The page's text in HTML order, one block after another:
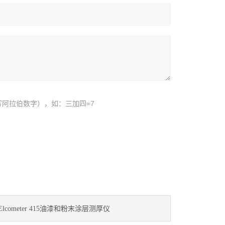
拉伯数字），如：三加四=7
415油漆和粉末涂层测厚仪